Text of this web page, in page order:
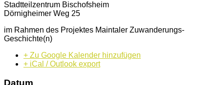
Stadtteilzentrum Bischofsheim
Dörnigheimer Weg 25
im Rahmen des Projektes Maintaler Zuwanderungs-
Geschichte(n)
+ Zu Google Kalender hinzufügen
+ iCal / Outlook export
Datum